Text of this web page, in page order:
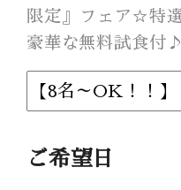
よくある質問
レポート
限定』フェア☆特
豪華な無料試食付♪
ご希望日